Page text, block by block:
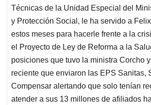
Técnicas de la Unidad Especial del
y Protección Social, le ha servido a
estos meses para hacerle frente a la
el Proyecto de Ley de Reforma a la
posiciones que tuvo la ministra Corcho
reciente que enviaron las EPS Sanitas,
Compensar alertando que solo tenían
atender a sus 13 millones de afiliados